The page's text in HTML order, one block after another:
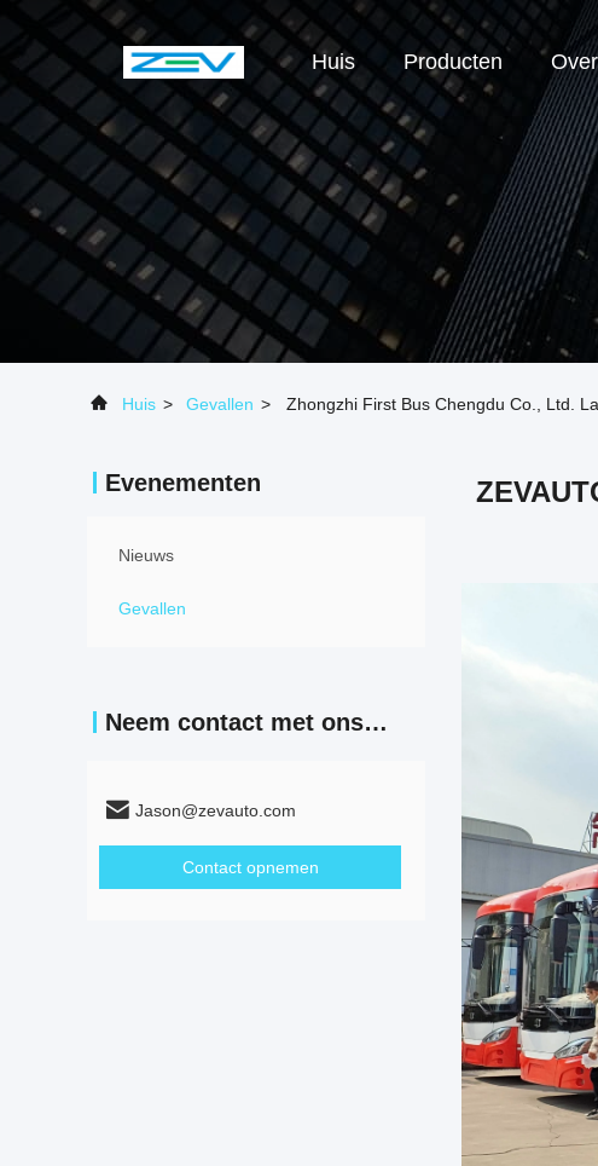
Huis Producten
Huis > Gevallen > Zhongzhi First Bus Chengdu Co., Ltd.
Evenementen
Nieuws
Gevallen
Neem contact met ons op
Jason@zevauto.com
Contact opnemen